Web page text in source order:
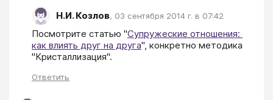
Н.И. Козлов, 03 сентября 2014 г. в 07:42
Посмотрите статью "Супружеские отношения:
как влиять друг на друга", конкретно методика
"Кристаллизация".
Ответить